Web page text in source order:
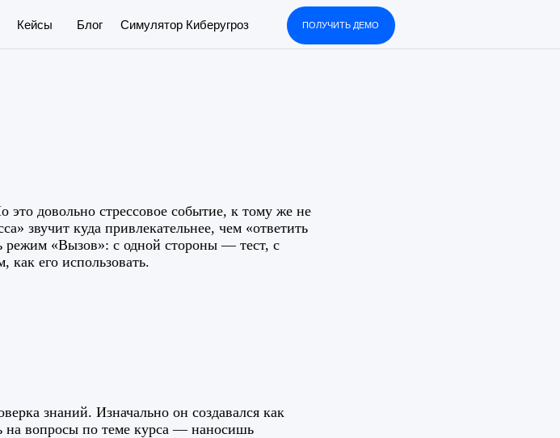
ПОЛУЧИТЬ ДЕМО
Блог Симулятор Киберугроз
довольно стрессовое событие, к тому же не
звучит куда привлекательнее, чем «ответить
режим «Вызов»: с одной стороны — тест, с
как его использовать.
знаний. Изначально он создавался как
на вопросы по теме курса — наносишь